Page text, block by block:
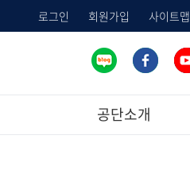
로그인 회원가입 사이트맵
공단소개